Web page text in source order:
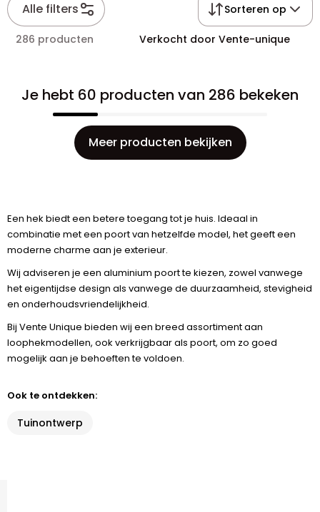
Alle filters Sorteren op
286 producten Verkocht door Vente-unique
Je hebt 60 producten van 286 bekeken
Meer producten bekijken
Een hek biedt een betere toegang tot je huis. Ideaal in
combinatie met een poort van hetzelfde model, het geeft een
moderne charme aan je exterieur.
Wij adviseren je een aluminium poort te kiezen, zowel vanwege
het eigentijdse design als vanwege de duurzaamheid, stevigheid
en onderhoudsvriendelijkheid.
Bij Vente Unique bieden wij een breed assortiment aan
loophekmodellen, ook verkrijgbaar als poort, om zo goed
mogelijk aan je behoeften te voldoen.
Ook te ontdekken:
Tuinontwerp